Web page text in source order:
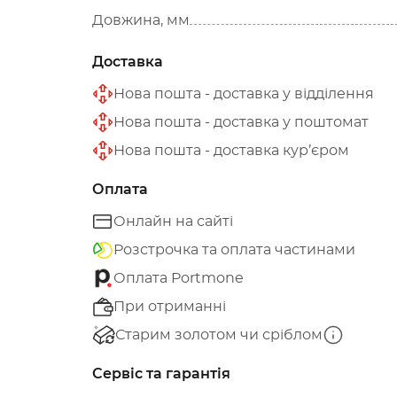
Довжина, мм
Доставка
Нова пошта - доставка у відділення
Нова пошта - доставка у поштомат
Нова пошта - доставка кур’єром
Оплата
Онлайн на сайті
Розстрочка та оплата частинами
Оплата Portmone
При отриманні
Старим золотом чи сріблом
Сервіс та гарантія